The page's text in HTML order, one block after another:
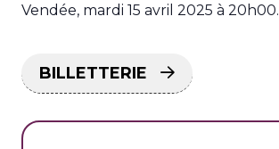
Vendée, mardi 15 avril 2025 à 20h00.
BILLETTERIE